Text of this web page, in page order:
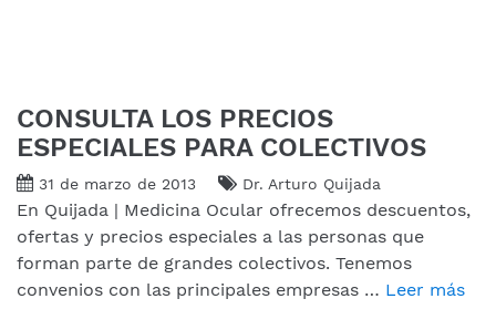
CONSULTA LOS PRECIOS
ESPECIALES PARA COLECTIVOS
31 de marzo de 2013 Dr. Arturo Quijada
En Quijada | Medicina Ocular ofrecemos descuentos,
ofertas y precios especiales a las personas que
forman parte de grandes colectivos. Tenemos
convenios con las principales empresas … Leer más